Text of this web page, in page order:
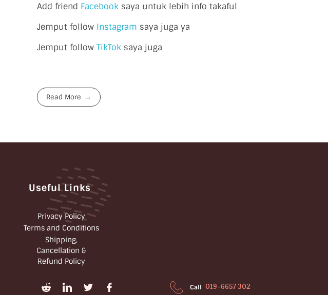
Add friend Facebook saya untuk lebih info takaful
Jemput follow Instagram saya juga ya
Jemput follow TikTok saya juga
Read More
Useful Links
Privacy Policy
Terms and Conditions
Shipping,
Cancellation &
Refund Policy
Call 019-6657 302